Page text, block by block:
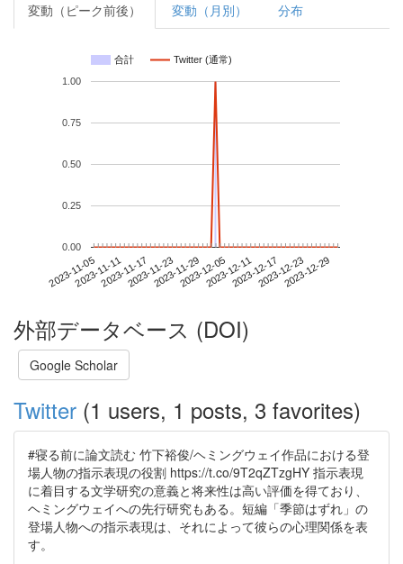
変動（ピーク前後） 変動（月別） 分布
合計 Twitter (通常)
2023-11-052023-11-112023-11-172023-11-232023-11-292023-12-052023-12-112023-12-172023-12-232023-12-29
0.00
0.25
0.50
0.75
1.00
外部データベース (DOI)
Google Scholar
Twitter (1 users, 1 posts, 3 favorites)
#寝る前に論文読む 竹下裕俊/ヘミングウェイ作品における登
場人物の指示表現の役割 https://t.co/9T2qZTzgHY 指示表現
に着目する文学研究の意義と将来性は高い評価を得ており、
ヘミングウェイへの先行研究もある。短編「季節はずれ」の
登場人物への指示表現は、それによって彼らの心理関係を表
す。